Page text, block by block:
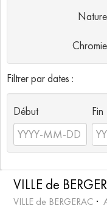
Nature
Chromie
Filtrer par dates :
Début Fin
VILLE de
VILLE de BERGERAC